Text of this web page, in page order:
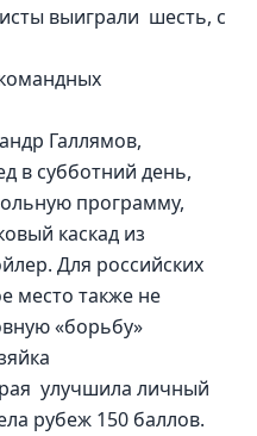
выиграли  шесть, с
Галлямов,
в субботний день,
программу,
каскад из
Для российских
место также не
«борьбу»
улучшила личный
рубеж 150 баллов.